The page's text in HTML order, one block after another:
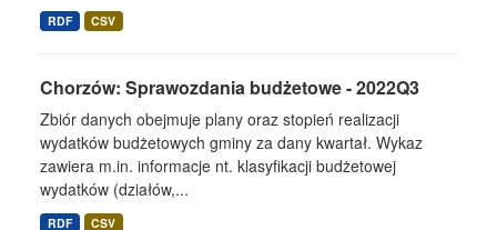
RDF CSV
Chorzów: Sprawozdania budżetowe - 2022Q3
Zbiór danych obejmuje plany oraz stopień realizacji
wydatków budżetowych gminy za dany kwartał. Wykaz
zawiera m.in. informacje nt. klasyfikacji budżetowej
wydatków (działów,...
RDF CSV